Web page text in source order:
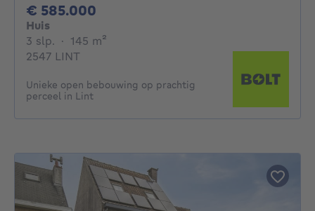
€ 585.000
Huis
3 slp. 3 slaapkamers
· 145 m²
2547 LINT
Unieke open bebouwing op prachtig
perceel in Lint